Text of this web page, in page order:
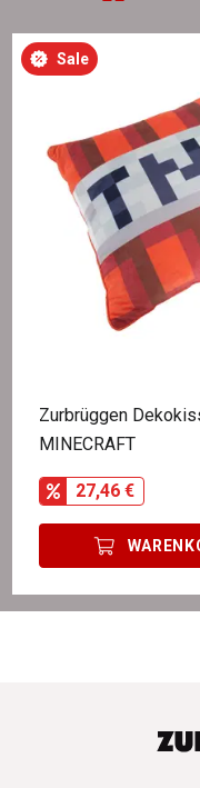
Sale
Zurbrüggen
MINECRAFT
27,46 €